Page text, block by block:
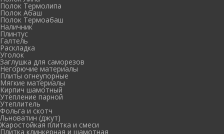
Полок Термолипа
Полок Абаш
Полок Термоабаш
Наличник
Плинтус
Галтель
Раскладка
Уголок
Заглушка для саморезов
Негорючие материалы
Плиты огнеупорные
Мягкие материалы
Кирпич шамотный
Утепление парной
Утеплитель
Фольга и скотч
Льноватин (джут)
Жаростойкая плитка и смеси
Плитка клинкерная и шамотная